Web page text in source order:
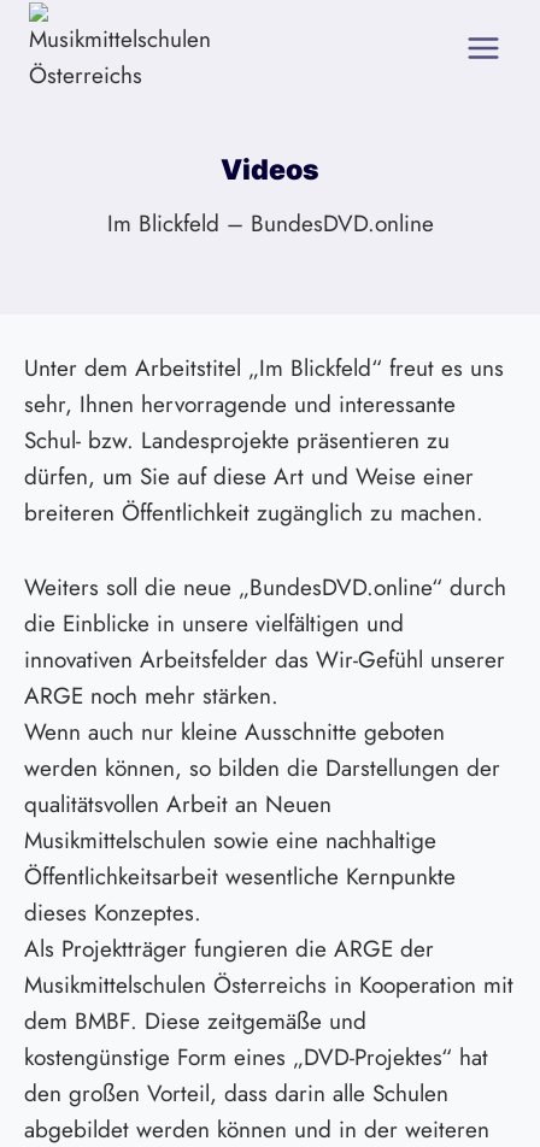
Zum
Inhalt
springen
Videos
Im Blickfeld – BundesDVD.online
Unter dem Arbeitstitel „Im Blickfeld“ freut es uns
sehr, Ihnen hervorragende und interessante
Schul- bzw. Landesprojekte präsentieren zu
dürfen, um Sie auf diese Art und Weise einer
breiteren Öffentlichkeit zugänglich zu machen.
Weiters soll die neue „BundesDVD.online“ durch
die Einblicke in unsere vielfältigen und
innovativen Arbeitsfelder das Wir-Gefühl unserer
ARGE noch mehr stärken.
Wenn auch nur kleine Ausschnitte geboten
werden können, so bilden die Darstellungen der
qualitätsvollen Arbeit an Neuen
Musikmittelschulen sowie eine nachhaltige
Öffentlichkeitsarbeit wesentliche Kernpunkte
dieses Konzeptes.
Als Projektträger fungieren die ARGE der
Musikmittelschulen Österreichs in Kooperation mit
dem BMBF. Diese zeitgemäße und
kostengünstige Form eines „DVD-Projektes“ hat
den großen Vorteil, dass darin alle Schulen
abgebildet werden können und in der weiteren